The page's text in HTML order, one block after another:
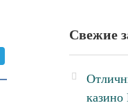
Свежие
казино